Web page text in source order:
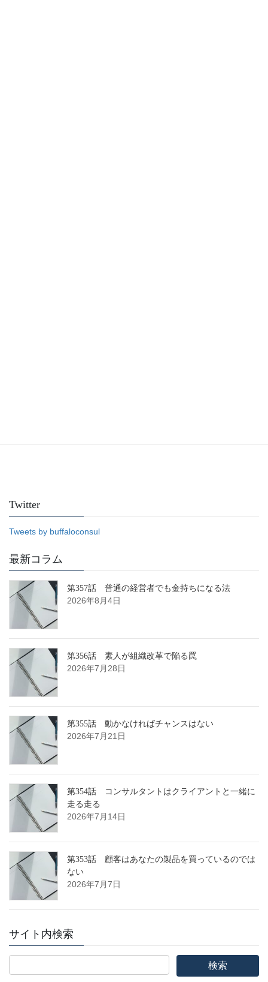
Twitter
Tweets by buffaloconsul
最新コラム
第357話 普通の経営者でも金持ちになる法
2026年8月4日
第356話 素人が組織改革で陥る罠
2026年7月28日
第355話 動かなければチャンスはない
2026年7月21日
第354話 コンサルタントはクライアントと一緒に
走る走る
2026年7月14日
第353話 顧客はあなたの製品を買っているのでは
ない
2026年7月7日
サイト内検索